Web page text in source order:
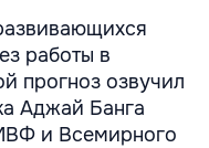
работы в
прогноз озвучил
Аджай Банга
и Всемирного